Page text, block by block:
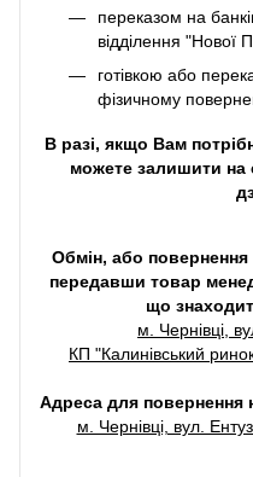
переказом на
відділення "Нової
готівкою або
фізичному
В разі, якщо Вам
можете залишити на
Обмін, або
передавши товар
що
м. Чернівці,
КП "Калинівський
Адреса для повернення
м. Чернівці, вул.